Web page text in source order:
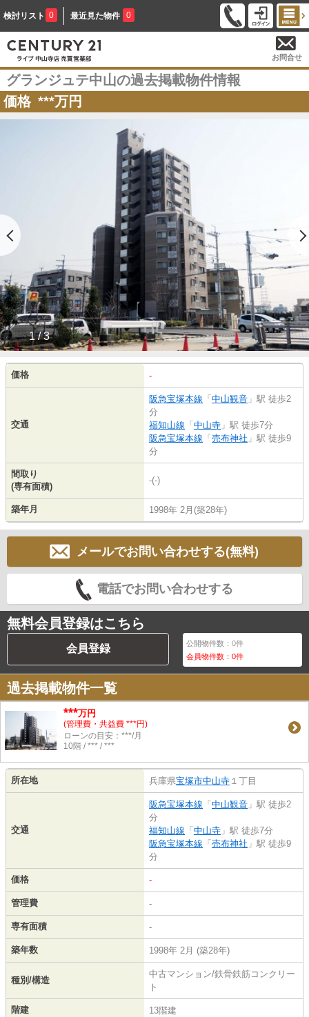
検討リスト 0 最近見た物件 0
お問合せ
グランジュテ中山の過去掲載物件情報
価格 ***万円
1 / 3
価格 -
交通
阪急宝塚本線 「 中山観音 」駅 徒歩2
分
福知山線 「 中山寺 」駅 徒歩7分
阪急宝塚本線 「 売布神社 」駅 徒歩9
分
間取り
(専有面積)
-(-)
築年月 1998年 2月(築28年)
メールでお問い合わせする(無料)
電話でお問い合わせする
無料会員登録はこちら
会員登録 公開物件数：0件
会員物件数：0件
過去掲載物件一覧
***万円
(管理費・共益費 ***円)
ローンの目安：***/月
10階 / *** / ***
所在地 兵庫県宝塚市中山寺 １丁目
交通
阪急宝塚本線 「 中山観音 」駅 徒歩2
分
福知山線 「 中山寺 」駅 徒歩7分
阪急宝塚本線 「 売布神社 」駅 徒歩9
分
価格 -
管理費 -
専有面積 -
築年数 1998年 2月 (築28年)
種別/構造
中古マンション/鉄骨鉄筋コンクリー
ト
階建 13階建